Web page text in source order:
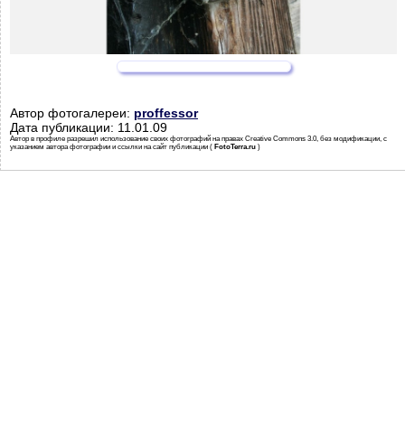
Автор фотогалереи: proffessor
Дата публикации: 11.01.09
Автор в профиле разрешил использование своих фотографий на правах Creative Commons 3.0, без модификации, с
указанием автора фотографии и ссылки на сайт публикации ( FotoTerra.ru )